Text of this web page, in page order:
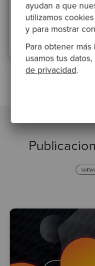
ayudan a que
utilizamos
y para mostrar
Para obtener
usamos tus
de privacidad.
Esta web está protegida por